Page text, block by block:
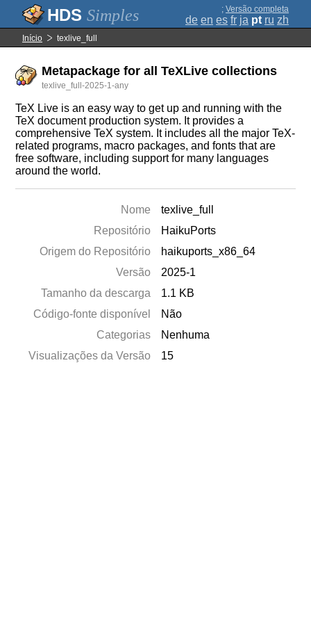
Simples ; Versão completa
de en es fr ja pt ru zh
Início texlive_full
Metapackage for all TeXLive collections
texlive_full-2025-1-any
TeX Live is an easy way to get up and running with the
TeX document production system. It provides a
comprehensive TeX system. It includes all the major TeX-
related programs, macro packages, and fonts that are
free software, including support for many languages
around the world.
Nome
texlive_full
Repositório
HaikuPorts
Origem do Repositório
haikuports_x86_64
Versão
2025-1
Tamanho da descarga
1.1 KB
Código-fonte disponível
Não
Categorias
Nenhuma
Visualizações da Versão
15